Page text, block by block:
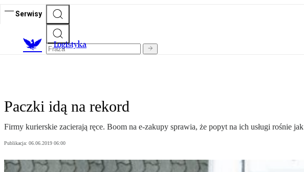
Serwisy
Logistyka
Paczki idą na rekord
Firmy kurierskie zacierają ręce. Boom na e-zakupy sprawia, że popyt na ich usługi rośnie
Publikacja: 06.06.2019 06:00